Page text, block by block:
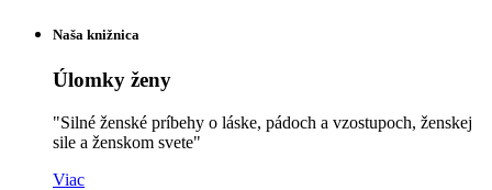
Naša knižnica
Úlomky ženy
"Silné ženské príbehy o láske, pádoch a vzostupoch, ženskej
sile a ženskom svete"
Viac